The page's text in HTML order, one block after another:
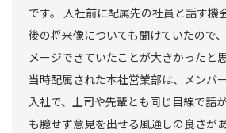
です。 入社前に配属先の社員と話す機
後の将来像についても聞けていたので
メージできていたことが大きかったと思
当時配属された本社営業部は、メンバ
入社で、上司や先輩とも同じ目線で話
も臆せず意見を出せる風通しの良さが